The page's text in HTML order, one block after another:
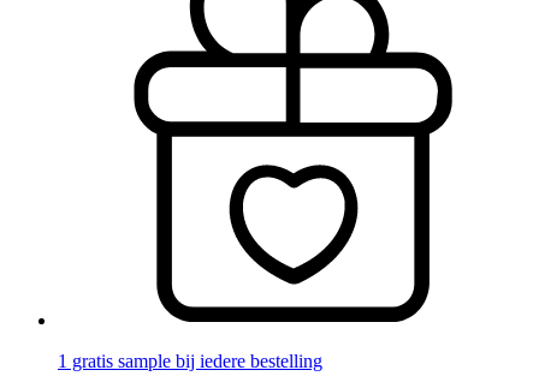
1 gratis sample bij iedere bestelling